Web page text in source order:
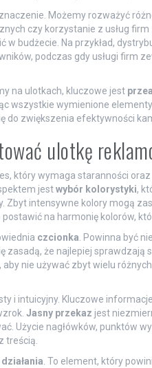
Możemy rozważyć
czy korzystanie z usług
w budżecie. Na przykład,
podczas gdy usługi firm
na ulotkach, kluczowe jest
wszystkie wymienione
do zwiększenia efektywności
ulotkę
który wymaga staranności
jestwybór kolorystyki,
Zbyt intensywne kolory mogą
na harmonię kolorów,
czcionka. Powinna być
zasadą, że najlepiej sprawdzają
nie używać zbyt wielu
i intuicyjny. Kluczowe
Jasny przekaz jest
Użycie nagłówków, punktów
treścią.
. To element, który